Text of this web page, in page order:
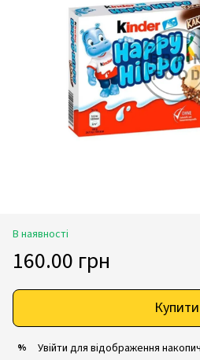
В наявності
160.00 грн
Купити
% Увійти для відображення